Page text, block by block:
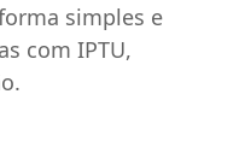
simples e
com IPTU,